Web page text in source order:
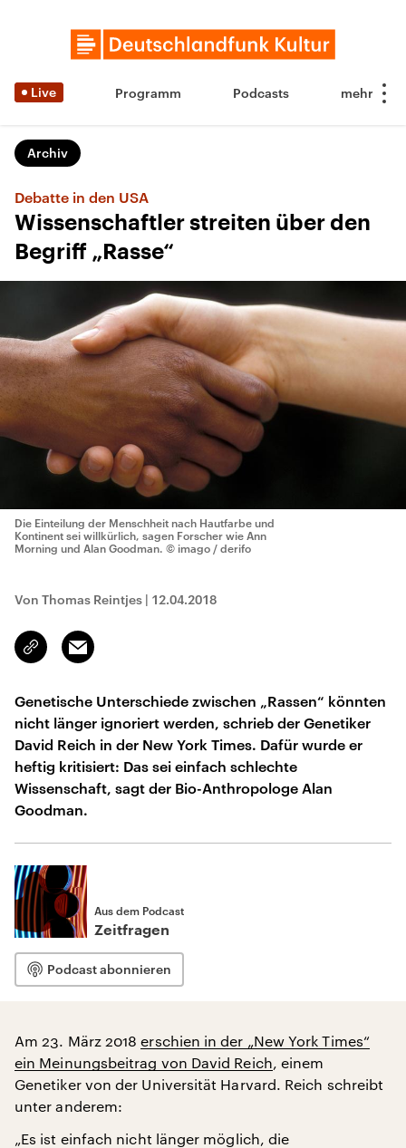
Live Programm Podcasts
Archiv
Debatte in den USA
Wissenschaftler streiten über den
Begriff „Rasse“
Die Einteilung der Menschheit nach Hautfarbe und
Kontinent sei willkürlich, sagen Forscher wie Ann
Morning und Alan Goodman. © imago / derifo
Von Thomas Reintjes | 12.04.2018
Link
kopieren/teilen
Email
Genetische Unterschiede zwischen „Rassen“ könnten
nicht länger ignoriert werden, schrieb der Genetiker
David Reich in der New York Times. Dafür wurde er
heftig kritisiert: Das sei einfach schlechte
Wissenschaft, sagt der Bio-Anthropologe Alan
Goodman.
Aus dem Podcast
Zeitfragen
Podcast abonnieren
Am 23. März 2018erschien in der „New York Times“
ein Meinungsbeitrag von David Reich, einem
Genetiker von der Universität Harvard. Reich schreibt
unter anderem:
„Es ist einfach nicht länger möglich, die